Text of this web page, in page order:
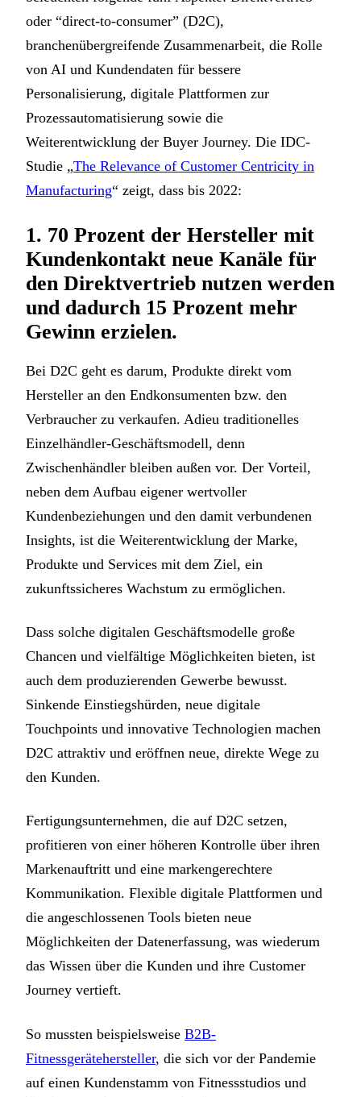
oder “direct-to-consumer” (D2C),
branchenübergreifende Zusammenarbeit, die Rolle
von AI und Kundendaten für bessere
Personalisierung, digitale Plattformen zur
Prozessautomatisierung sowie die
Weiterentwicklung der Buyer Journey. Die IDC-
Studie „The Relevance of Customer Centricity in
Manufacturing“ zeigt, dass bis 2022:
1. 70 Prozent der Hersteller mit
Kundenkontakt neue Kanäle für
den Direktvertrieb nutzen werden
und dadurch 15 Prozent mehr
Gewinn erzielen.
Bei D2C geht es darum, Produkte direkt vom
Hersteller an den Endkonsumenten bzw. den
Verbraucher zu verkaufen. Adieu traditionelles
Einzelhändler-Geschäftsmodell, denn
Zwischenhändler bleiben außen vor. Der Vorteil,
neben dem Aufbau eigener wertvoller
Kundenbeziehungen und den damit verbundenen
Insights, ist die Weiterentwicklung der Marke,
Produkte und Services mit dem Ziel, ein
zukunftssicheres Wachstum zu ermöglichen.
Dass solche digitalen Geschäftsmodelle große
Chancen und vielfältige Möglichkeiten bieten, ist
auch dem produzierenden Gewerbe bewusst.
Sinkende Einstiegshürden, neue digitale
Touchpoints und innovative Technologien machen
D2C attraktiv und eröffnen neue, direkte Wege zu
den Kunden.
Fertigungsunternehmen, die auf D2C setzen,
profitieren von einer höheren Kontrolle über ihren
Markenauftritt und eine markengerechtere
Kommunikation. Flexible digitale Plattformen und
die angeschlossenen Tools bieten neue
Möglichkeiten der Datenerfassung, was wiederum
das Wissen über die Kunden und ihre Customer
Journey vertieft.
So mussten beispielsweise B2B-
Fitnessgerätehersteller, die sich vor der Pandemie
auf einen Kundenstamm von Fitnessstudios und